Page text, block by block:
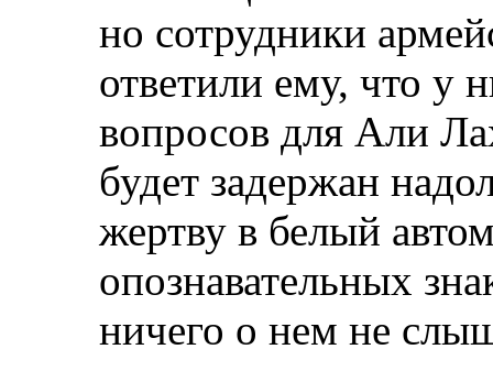
но сотрудники
ответили ему, что у
вопросов для Али
будет задержан
жертву в белый
опознавательных
ничего о нем не